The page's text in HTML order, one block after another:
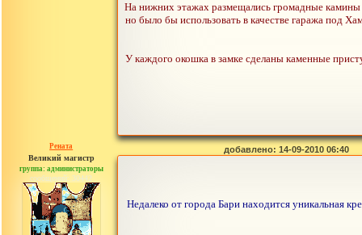
На нижних этажах размещались громадные камины
но было бы использовать в качестве гаража под
У каждого окошка в замке сделаны каменные
Рената
Великий магистр
группа: администраторы
сообщений: 30442
добавлено: 14-09-2010 06:40
Недалеко от города Бари находится уникальная